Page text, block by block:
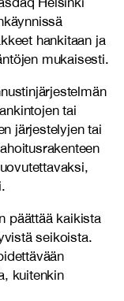
hankitaan ja
mukaisesti.
tai
järjestelyjen tai
päättää kaikista
seikoista.
kuitenkin